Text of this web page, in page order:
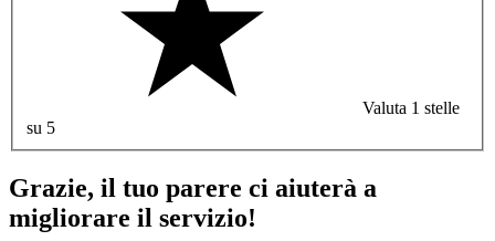
Valuta 1 stelle
su 5
Grazie, il tuo parere ci aiuterà a
migliorare il servizio!